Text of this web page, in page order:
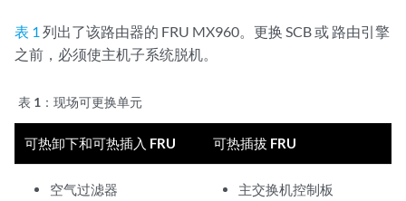
表 1 列出了该路由器的 FRU MX960。更换 SCB 或 路由引擎
之前，必须使主机子系统脱机。
表 1： 现场可更换单元
可热卸下和可热插入 FRU 可热插拔 FRU
空气过滤器
主交换机控制板